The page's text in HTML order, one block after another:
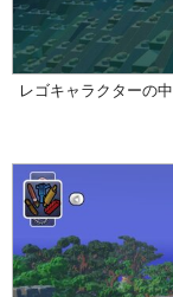
レゴキャラクターの